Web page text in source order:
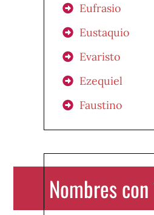
Eufrasio
Eustaquio
Evaristo
Ezequiel
Faustino
Nombres